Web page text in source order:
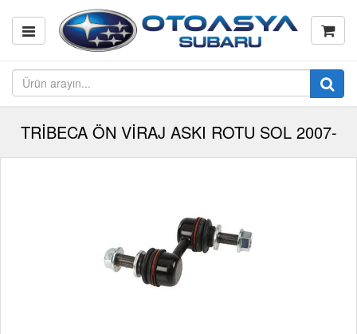
TRİBECA ÖN VİRAJ ASKI ROTU SOL 2007-